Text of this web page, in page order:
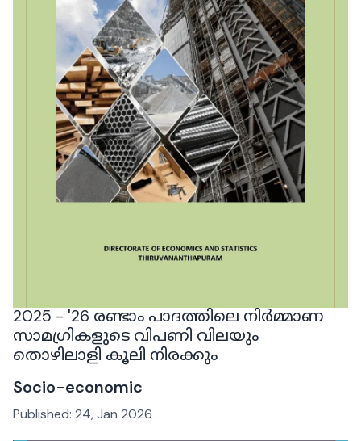
2025 - '26 രണ്ടാം പാദത്തിലെ നിർമ്മാണ
സാമഗ്രികളുടെ വിപണി വിലയും
തൊഴിലാളി കൂലി നിരക്കും
Socio-economic
Published: 24, Jan 2026